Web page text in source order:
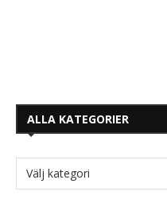
ALLA KATEGORIER